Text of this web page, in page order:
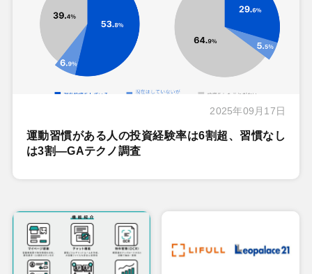
2025年09月17日
運動習慣がある人の投資経験率は6割超、習慣なし
は3割―GAテクノ調査